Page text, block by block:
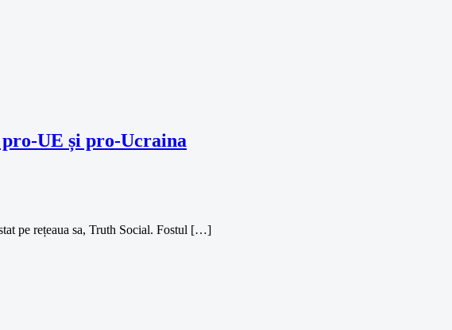
UE și pro-Ucraina
pe rețeaua sa, Truth Social. Fostul […]